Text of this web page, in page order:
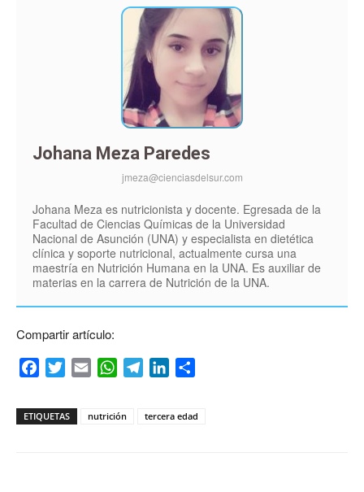
Johana Meza Paredes
jmeza@cienciasdelsur.com
Johana Meza es nutricionista y docente. Egresada de la
Facultad de Ciencias Químicas de la Universidad
Nacional de Asunción (UNA) y especialista en dietética
clínica y soporte nutricional, actualmente cursa una
maestría en Nutrición Humana en la UNA. Es auxiliar de
materias en la carrera de Nutrición de la UNA.
Compartir artículo:
FacebookTwitterEmail WhatsAppTelegramLinkedIn
ETIQUETAS nutrición tercera edad